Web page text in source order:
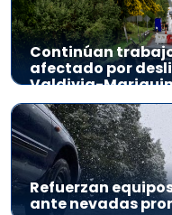
Continúan
afectado por
Valdivia-
Refuerzan
ante nevadas